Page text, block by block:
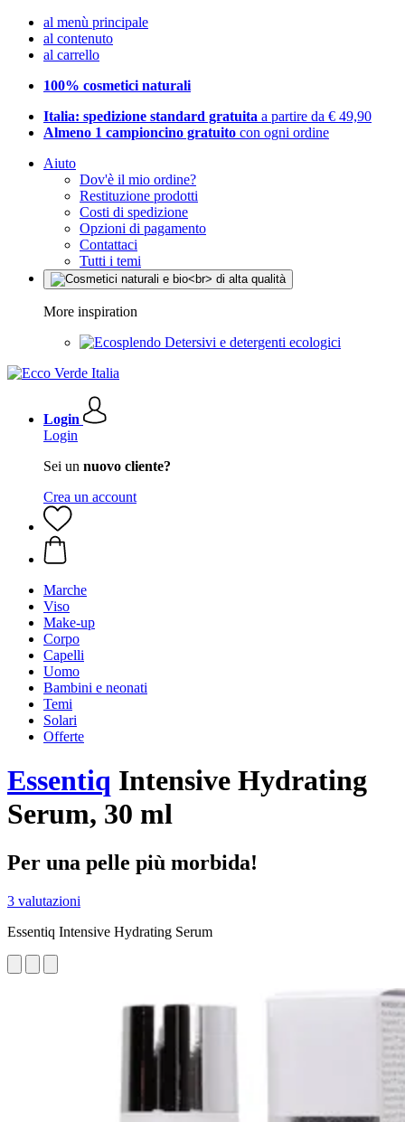
al menù principale
al contenuto
al carrello
100% cosmetici naturali
Italia: spedizione standard gratuita a partire da € 49,90
Almeno 1 campioncino gratuito con ogni ordine
Aiuto
Dov'è il mio ordine?
Restituzione prodotti
Costi di spedizione
Opzioni di pagamento
Contattaci
Tutti i temi
More inspiration
Detersivi e detergenti ecologici
Login
Login
Sei un nuovo cliente?
Crea un account
Marche
Viso
Make-up
Corpo
Capelli
Uomo
Bambini e neonati
Temi
Solari
Offerte
Essentiq Intensive Hydrating
Serum, 30 ml
Per una pelle più morbida!
3 valutazioni
Essentiq Intensive Hydrating Serum